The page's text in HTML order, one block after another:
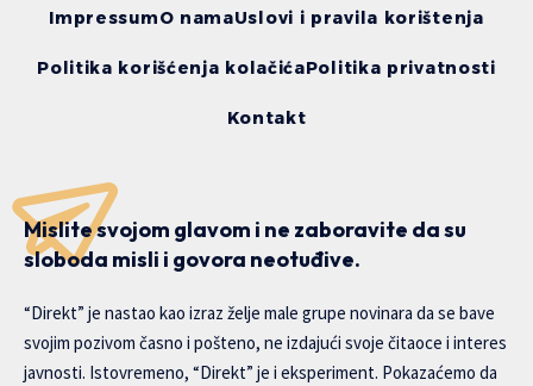
ImpressumO namaUslovi i pravila korištenja
Politika korišćenja kolačićaPolitika privatnosti
Kontakt
Mislite svojom glavom i ne zaboravite da su
sloboda misli i govora neotuđive.
“Direkt” je nastao kao izraz želje male grupe novinara da se bave
svojim pozivom časno i pošteno, ne izdajući svoje čitaoce i interes
javnosti. Istovremeno, “Direkt” je i eksperiment. Pokazaćemo da